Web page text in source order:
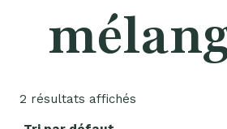
2 résultats affichés